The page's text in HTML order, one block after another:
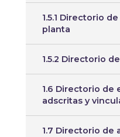
1.5.1 Directorio
planta
1.5.2 Directorio
1.6 Directorio de
adscritas y
1.7 Directorio de